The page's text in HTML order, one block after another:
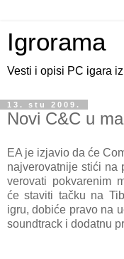
Igrorama
Vesti i opisi PC igara
13. stu 2009.
Novi C&C u
EA je izjavio da će
najverovatnije stići na
verovati pokvarenim
će staviti tačku na
igru, dobiće pravo na
soundtrack i dodatnu